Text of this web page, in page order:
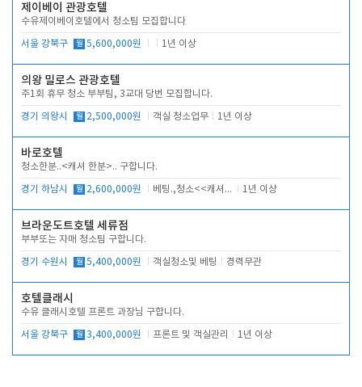
제이베이 관광호텔
수유제이베이호텔에서 청소팀 모집합니다
서울 강북구 월 5,600,000원 1년 이상
의왕 밀로스 관광호텔
주1회 휴무 청소 부부팀, 3교대 당번 모집합니다.
경기 의왕시 월 2,500,000원 객실 청소업무 1년 이상
바로호텔
청소한분..<캐셔 한분>.. 구합니다.
경기 하남시 월 2,600,000원 베팅.,청소<<캐셔 모셔봅니다. 1년 이상
브라운도트호텔 세류점
부부또는 자매 청소팀 구합니다.
경기 수원시 월 5,400,000원 객실청소및 베팅 경력무관
호텔클래시
수유 클래시호텔 프론트 과장님 구합니다.
서울 강북구 월 3,400,000원 프론트 및 객실관리 1년 이상